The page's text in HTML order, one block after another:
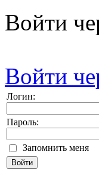
Войти
Войти
Логин:
Пароль:
Запомнить меня